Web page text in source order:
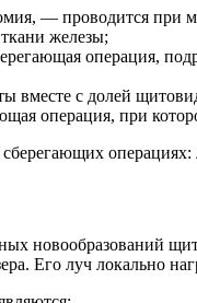
— проводится
железы;
операция,
вместе с долей
операция, при
новообразований
Его луч локально